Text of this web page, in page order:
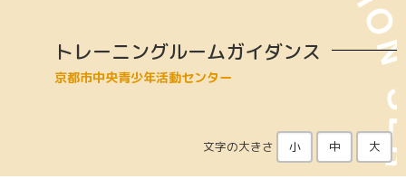
トレーニングルームガイダンス
京都市中央青少年活動センター
文字の大きさ 小 中 大